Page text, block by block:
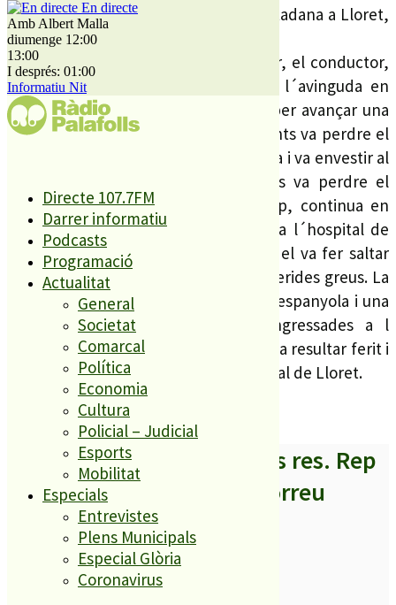
En directe
Amb Albert Malla
diumenge 12:00
13:00
I després: 01:00
Informatiu Nit
Directe 107.7FM
Darrer informatiu
Podcasts
Programació
Actualitat
General
Societat
Comarcal
Política
Economia
Cultura
Policial – Judicial
Esports
Mobilitat
Especials
Entrevistes
Plens Municipals
Especial Glòria
Coronavirus
regidor en funcions de Seguretat Ciutadana a Lloret,
Ignasi Riera .
Al voltant de les 12 del migdia d´ahir, el conductor,
un jove veí de Lloret, circulava per l´avinguda en
direcció a Tossa, i en una maniobra per avançar una
furgoneta a l´altura del pas de vianants va perdre el
control del vehicle i va envair la vorera i va envestir al
grup de vianants. Una de les dones va perdre el
coneixement a conseqüència del cop, continua en
observació i amb pronòstic reservat a l´hospital de
Blanes. Pel que fa al nen, l´impacte el va fer saltar
del cotxet infantil, però no va rebre ferides greus. La
resta de dones, dues de nacionalitat espanyola i una
darrera italiana, van ser també ingressades a l
´Hospital Comarcal. El conductor no va resultar ferit i
va ser interrogat per la Policia Municipal de Lloret.
DIARI DE GIRONA
A partir d’ara no et perdis res. Rep
els titulars al teu correu
SUBSCRIURE’M